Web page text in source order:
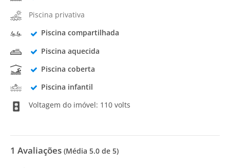
Piscina privativa
Piscina compartilhada
Piscina aquecida
Piscina coberta
Piscina infantil
Voltagem do imóvel: 110 volts
1 Avaliações (Média 5.0 de 5)